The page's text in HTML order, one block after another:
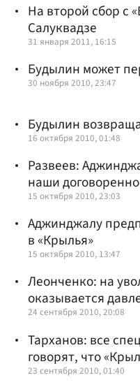
На второй сбор с
Салуквадзе
31 января 2011, 16:15
Будылин может
30 ноября 2010, 23:47
Будылин
16 октября 2010, 01:48
Развеев:
наши
15 октября 2010, 23:03
Аджинджалу
в «Крылья»
15 октября 2010, 13:47
Леонченко: на
оказывается
24 сентября 2010, 20:08
Тарханов: все
говорят, что
23 сентября 2010, 01:40